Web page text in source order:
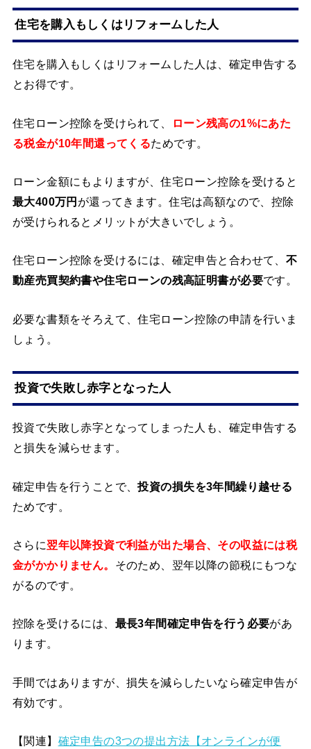
住宅を購入もしくはリフォームした人
住宅を購入もしくはリフォームした人は、確定申告する
とお得です。
住宅ローン控除を受けられて、
ローン残高の1%にあた
る税金が10年間還ってくるためです。
ローン金額にもよりますが、住宅ローン控除を受けると
最大400万円 が還ってきます。住宅は高額なので、控除
が受けられるとメリットが大きいでしょう。
住宅ローン控除を受けるには、確定申告と合わせて、 不
動産売買契約書や住宅ローンの残高証明書が必要です。
必要な書類をそろえて、住宅ローン控除の申請を行いま
しょう。
投資で失敗し赤字となった人
投資で失敗し赤字となってしまった人も、確定申告する
と損失を減らせます。
確定申告を行うことで、投資の損失を3年間繰り越せる
ためです。
さらに翌年以降投資で利益が出た場合、その収益には税
金がかかりません。 そのため、翌年以降の節税にもつな
がるのです。
控除を受けるには、 最長3年間確定申告を行う必要があ
ります。
手間ではありますが、損失を減らしたいなら確定申告が
有効です。
【関連】 確定申告の3つの提出方法【オンラインが便